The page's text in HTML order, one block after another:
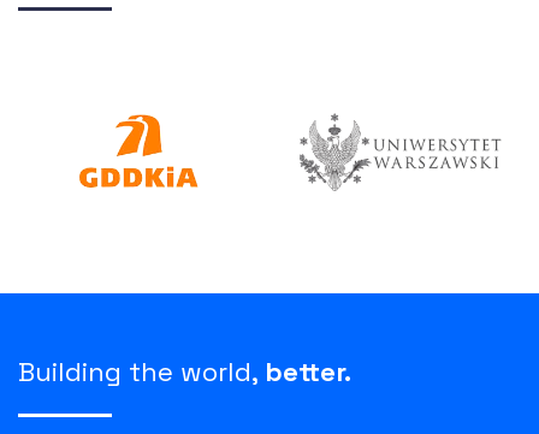
Building the world, better.